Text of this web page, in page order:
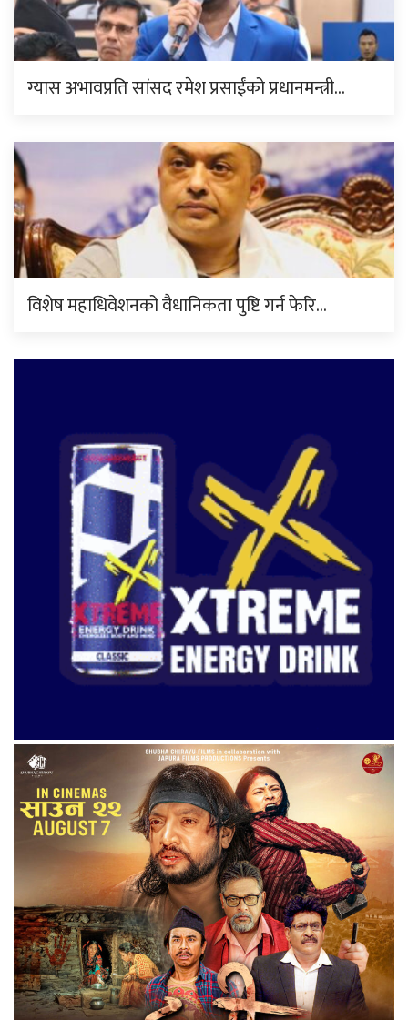
ग्यास अभावप्रति सांसद रमेश प्रसाईंको प्रधानमन्त्री…
विशेष महाधिवेशनको वैधानिकता पुष्टि गर्न फेरि…